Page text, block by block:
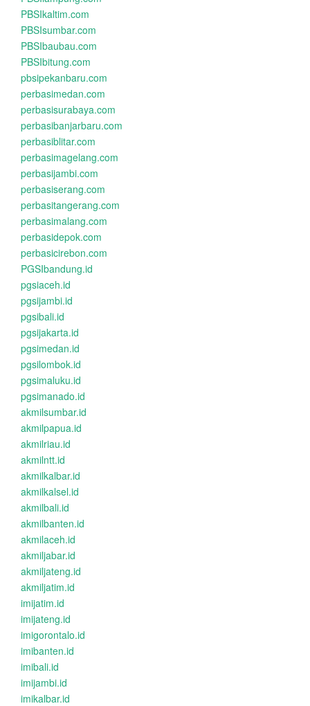
PBSIkaltim.com
PBSIsumbar.com
PBSIbaubau.com
PBSIbitung.com
pbsipekanbaru.com
perbasimedan.com
perbasisurabaya.com
perbasibanjarbaru.com
perbasiblitar.com
perbasimagelang.com
perbasijambi.com
perbasiserang.com
perbasitangerang.com
perbasimalang.com
perbasidepok.com
perbasicirebon.com
PGSIbandung.id
pgsiaceh.id
pgsijambi.id
pgsibali.id
pgsijakarta.id
pgsimedan.id
pgsilombok.id
pgsimaluku.id
pgsimanado.id
akmilsumbar.id
akmilpapua.id
akmilriau.id
akmilntt.id
akmilkalbar.id
akmilkalsel.id
akmilbali.id
akmilbanten.id
akmilaceh.id
akmiljabar.id
akmiljateng.id
akmiljatim.id
imijatim.id
imijateng.id
imigorontalo.id
imibanten.id
imibali.id
imijambi.id
imikalbar.id